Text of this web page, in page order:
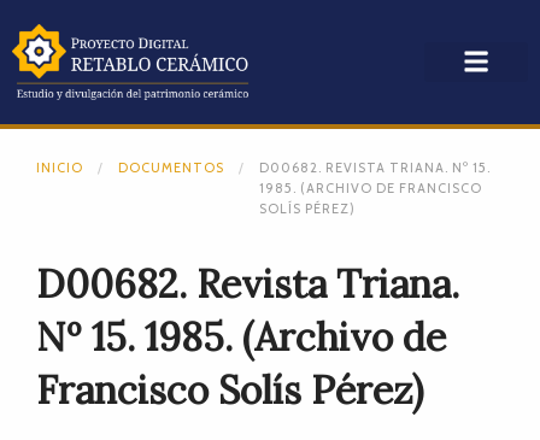
INICIO DOCUMENTOS
D00682. REVISTA TRIANA. Nº 15.
1985. (ARCHIVO DE FRANCISCO
SOLÍS PÉREZ)
D00682. Revista Triana.
Nº 15. 1985. (Archivo de
Francisco Solís Pérez)